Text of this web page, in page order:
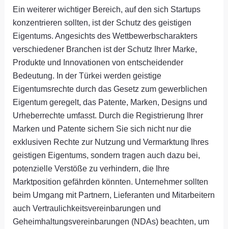
Ein weiterer wichtiger Bereich, auf den sich Startups
konzentrieren sollten, ist der Schutz des geistigen
Eigentums. Angesichts des Wettbewerbscharakters
verschiedener Branchen ist der Schutz Ihrer Marke,
Produkte und Innovationen von entscheidender
Bedeutung. In der Türkei werden geistige
Eigentumsrechte durch das Gesetz zum gewerblichen
Eigentum geregelt, das Patente, Marken, Designs und
Urheberrechte umfasst. Durch die Registrierung Ihrer
Marken und Patente sichern Sie sich nicht nur die
exklusiven Rechte zur Nutzung und Vermarktung Ihres
geistigen Eigentums, sondern tragen auch dazu bei,
potenzielle Verstöße zu verhindern, die Ihre
Marktposition gefährden könnten. Unternehmer sollten
beim Umgang mit Partnern, Lieferanten und Mitarbeitern
auch Vertraulichkeitsvereinbarungen und
Geheimhaltungsvereinbarungen (NDAs) beachten, um